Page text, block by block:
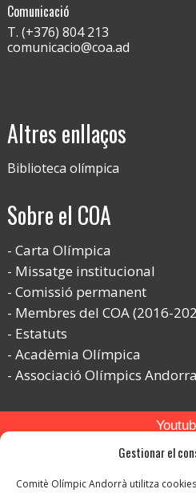
Gestionar el
Comitè Olímpic Andorrà utilitza
Comunicació
T. (+376) 804 213
comunicacio@coa.ad
Altres enllaços
Biblioteca olímpica
Sobre el COA
Carta Olímpica
Missatge institucional
Comissió permanent
Membres del COA (2016-
Estatuts
Acadèmia Olímpica
Associació Olímpics
Flickr